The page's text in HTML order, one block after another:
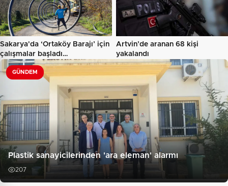
Sakarya'da ‘Ortaköy Barajı’ için
çalışmalar başladı…
Artvin’de aranan 68 kişi
yakalandı
GÜNDEM
Plastik sanayicilerinden 'ara eleman' alarmı
207